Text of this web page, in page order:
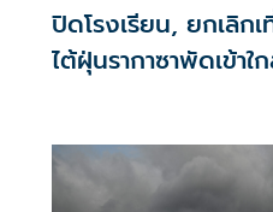
ปิดโรงเรียน, ยกเลิก
ไต้ฝุ่นรากาซาพัดเข้า